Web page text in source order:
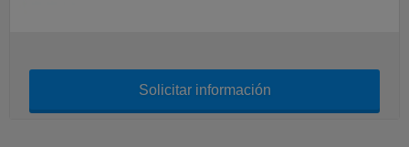
Solicitar información